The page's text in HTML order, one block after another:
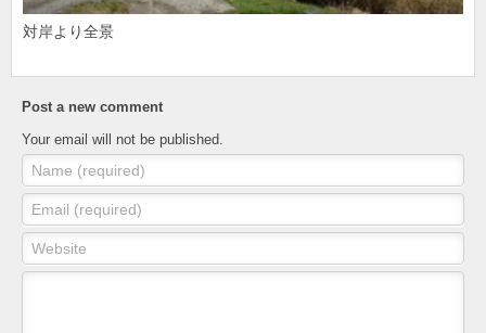
対岸より全景
Post a new comment
Your email will not be published.
Name (required)
Email (required)
Website